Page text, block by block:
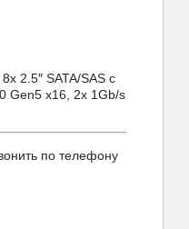
2.5″ SATA/SAS с
Gen5 x16, 2x 1Gb/s
по телефону